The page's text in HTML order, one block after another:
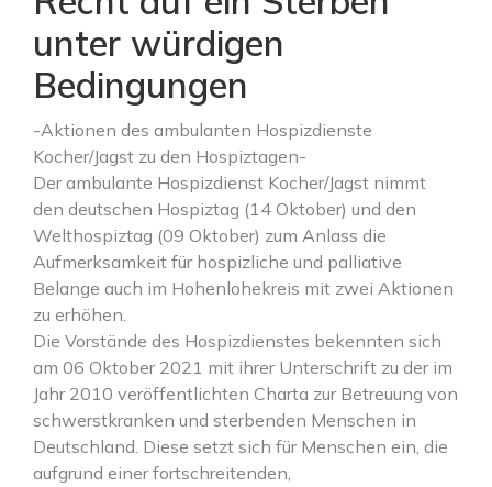
unter würdigen
Bedingungen
-Aktionen des ambulanten Hospizdienste
Kocher/Jagst zu den Hospiztagen-
Der ambulante Hospizdienst Kocher/Jagst nimmt
den deutschen Hospiztag (14 Oktober) und den
Welthospiztag (09 Oktober) zum Anlass die
Aufmerksamkeit für hospizliche und palliative
Belange auch im Hohenlohekreis mit zwei Aktionen
zu erhöhen.
Die Vorstände des Hospizdienstes bekennten sich
am 06 Oktober 2021 mit ihrer Unterschrift zu der im
Jahr 2010 veröffentlichten Charta zur Betreuung von
schwerstkranken und sterbenden Menschen in
Deutschland. Diese setzt sich für Menschen ein, die
aufgrund einer fortschreitenden,